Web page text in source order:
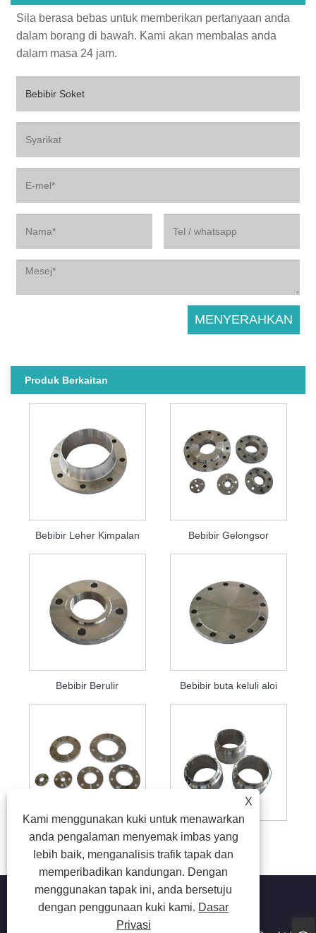
Sila berasa bebas untuk memberikan pertanyaan anda
dalam borang di bawah. Kami akan membalas anda
dalam masa 24 jam.
Produk Berkaitan
Bebibir Leher Kimpalan Bebibir Gelongsor
Bebibir Berulir Bebibir buta keluli aloi
Bebibir Rata Bebibir Khas
X
Kami menggunakan kuki untuk menawarkan
anda pengalaman menyemak imbas yang
lebih baik, menganalisis trafik tapak dan
memperibadikan kandungan. Dengan
menggunakan tapak ini, anda bersetuju
dengan penggunaan kuki kami. Dasar
Privasi